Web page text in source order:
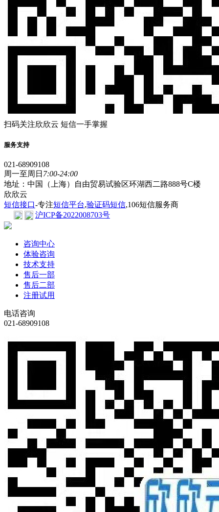
扫码关注欣欣云 短信一手掌握
服务支持
021-68909108
周一至周日 7:00-24:00
地址：中国（上海）自由贸易试验区环湖西二路888号C楼
欣欣云
短信接口-专注短信平台,验证码短信,106短信服务商
沪ICP备2022008703号
咨询中心
体验咨询
技术支持
售后一部
售后二部
注册试用
电话咨询
021-68909108